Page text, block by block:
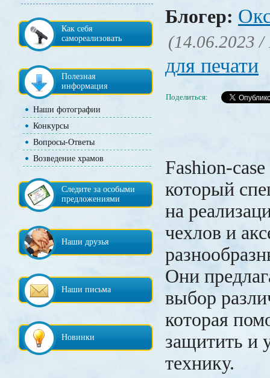
Как себя
самореализовать
Полезная
информация
Наши фотографии
Конкурсы
Вопросы-Ответы
Возведение храмов
Следите за особыми
предложениями
Наши друзья
Наши письма
Новинки
Блогер:
(14.06.2023 /
для печати
Поделиться:
Fashion-
который
на
чехлов и
Они
выбор
которая
защитить и
технику.